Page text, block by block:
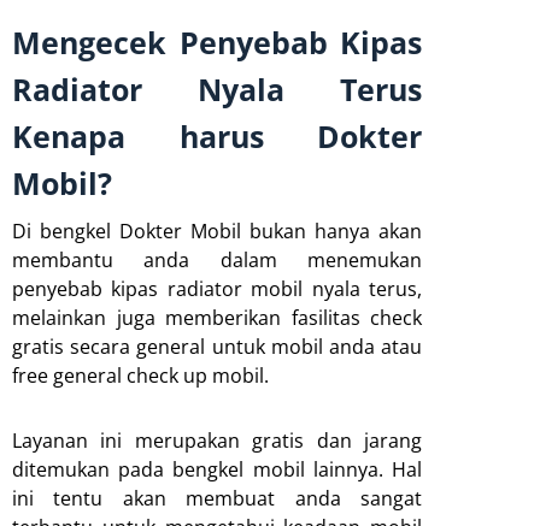
Mengecek Penyebab Kipas
Radiator Nyala Terus
Kenapa harus Dokter
Mobil?
Di bengkel Dokter Mobil bukan hanya akan
membantu anda dalam menemukan
penyebab kipas radiator mobil nyala terus,
melainkan juga memberikan fasilitas check
gratis secara general untuk mobil anda atau
free general check up mobil.
Layanan ini merupakan gratis dan jarang
ditemukan pada bengkel mobil lainnya. Hal
ini tentu akan membuat anda sangat